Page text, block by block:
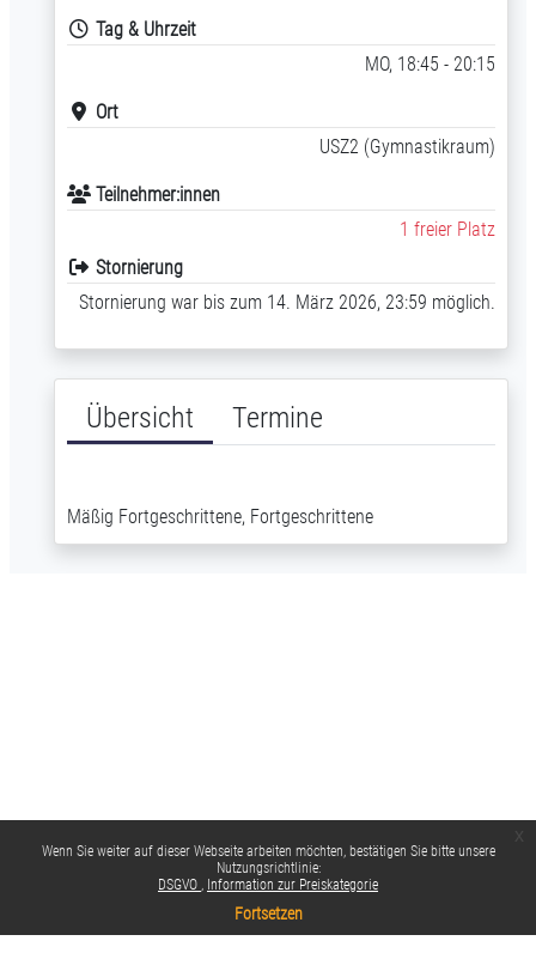
Wenn Sie weiter auf dieser Webseite arbeiten möchten, bestätigen Sie bitte unsere
Nutzungsrichtlinie:
DSGVO
Information zur Preiskategorie
Fortsetzen
Übersicht Termine
Mäßig Fortgeschrittene, Fortgeschrittene
Tag & Uhrzeit
MO, 18:45 - 20:15
Ort
USZ2 (Gymnastikraum)
Teilnehmer:innen
1 freier Platz
Stornierung
Stornierung war bis zum 14. März 2026, 23:59 möglich.